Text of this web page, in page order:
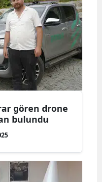
İzmir
Kars
Kastamonu
Kayseri
Kırşehir
Kocaeli
Kütahya
gören drone
bulundu